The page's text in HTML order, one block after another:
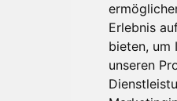
Erlebnis
bieten, um
unseren